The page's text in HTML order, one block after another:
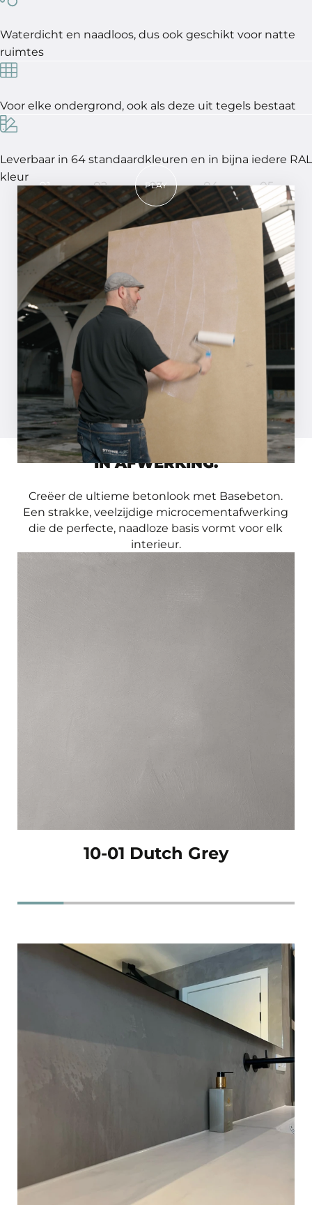
Waterdicht en naadloos, dus ook geschikt voor natte
ruimtes
Voor elke ondergrond, ook als deze uit tegels bestaat
Leverbaar in 64 standaardkleuren en in bijna iedere RAL
kleur
PLAY
01 02 03 04 05
In 5 stappen een perfect
resultaat!
STAP 01
Strijk de ondergrond voor met Basebeton
Primer. Heb je een zuigende ondergrond?
Verdun de primer dan 1:1 met water.
Inspiratiemagazine aanvragen
Bekijk video
TIJDLOOS IN DESIGN, NAADLOOS
IN AFWERKING.
Creëer de ultieme betonlook met Basebeton.
Een strakke, veelzijdige microcementafwerking
die de perfecte, naadloze basis vormt voor elk
interieur.
10-01 Dutch Grey